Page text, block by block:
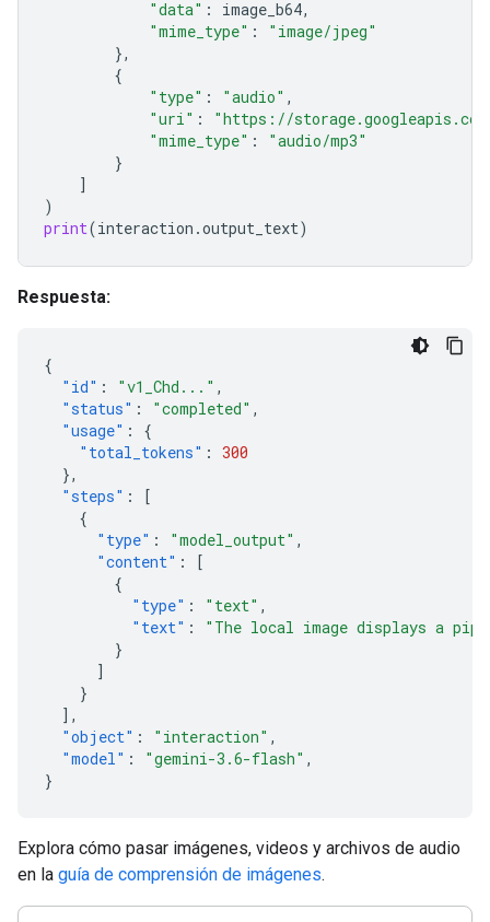
"data" : image_b64,
"mime_type" :
"image/jpeg"
},
{
"type" : "audio" ,
"uri" :
"https://
"mime_type" :
"audio/mp3"
}
]
)
print(interaction .output_text)
Respuesta:
{
"id" : "v1_Chd..." ,
"status" : "completed" ,
"usage" :
{
"total_tokens" : 300
},
"steps" :
[
{
"type" : "model_output" ,
"content" :
[
{
"type" : "text" ,
"text" :
"The local image displays a
}
]
}
],
"object" : "interaction" ,
"model" : "gemini-3.6-flash" ,
}
Explora cómo pasar imágenes, videos y archivos de audio
en la guía de comprensión de imágenes.